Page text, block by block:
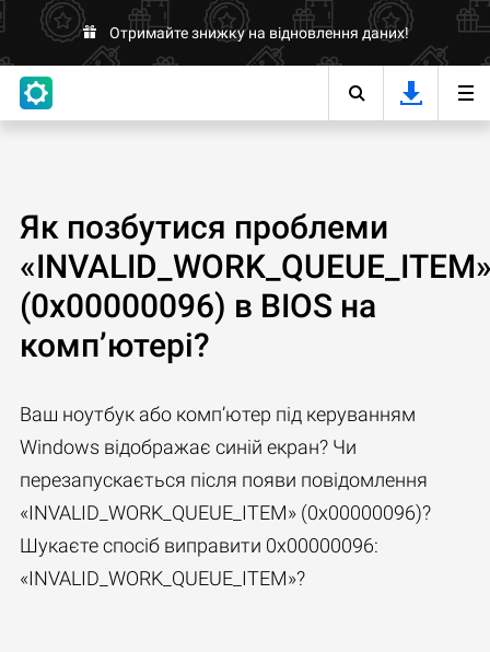
Отримайте знижку на відновлення даних!
Як позбутися проблеми
(0x00000096) в BIOS на
комп’ютері?
Ваш ноутбук або комп’ютер під керуванням
Windows відображає синій екран? Чи
перезапускається після появи повідомлення
«INVALID_WORK_QUEUE_ITEM» (0x00000096)?
Шукаєте спосіб виправити 0x00000096:
«INVALID_WORK_QUEUE_ITEM»?